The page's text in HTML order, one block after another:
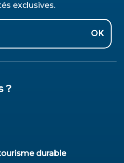
exclusives.
OK
?
durable